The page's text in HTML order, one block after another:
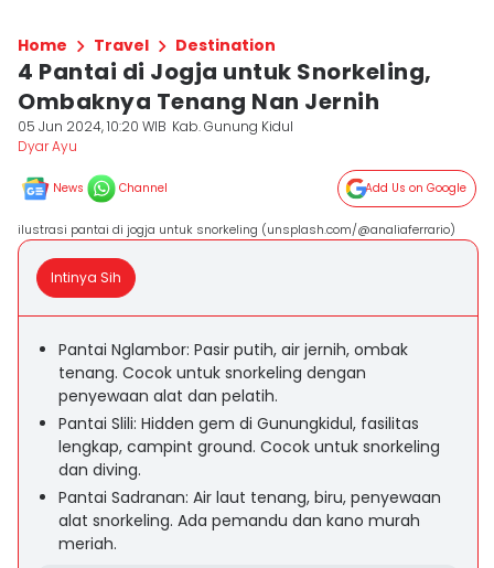
Home Travel Destination
4 Pantai di Jogja untuk Snorkeling,
Ombaknya Tenang Nan Jernih
05 Jun 2024, 10:20 WIB Kab. Gunung Kidul
Dyar Ayu
News Channel Add Us on Google
ilustrasi pantai di jogja untuk snorkeling (unsplash.com/@analiaferrario)
Intinya Sih
Pantai Nglambor: Pasir putih, air jernih, ombak
tenang. Cocok untuk snorkeling dengan
penyewaan alat dan pelatih.
Pantai Slili: Hidden gem di Gunungkidul, fasilitas
lengkap, campint ground. Cocok untuk snorkeling
dan diving.
Pantai Sadranan: Air laut tenang, biru, penyewaan
alat snorkeling. Ada pemandu dan kano murah
meriah.